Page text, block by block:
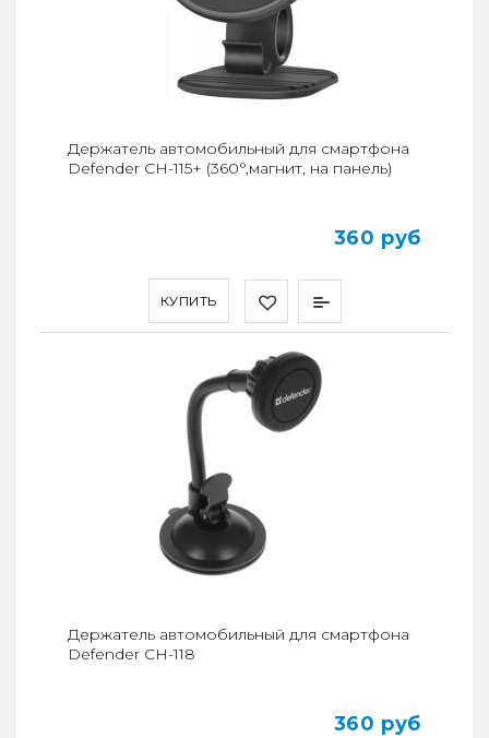
КУПИТЬ
Держатель автомобильный для смартфона
Defender CH-115+ (360°,магнит, на панель)
360 руб
Держатель автомобильный для смартфона
Defender CH-118
360 руб